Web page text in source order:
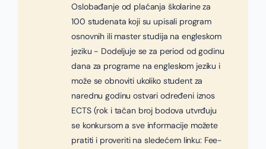
Oslobađanje od plaćanja školarine za
100 studenata koji su upisali program
osnovnih ili master studija na engleskom
jeziku - Dodeljuje se za period od godinu
dana za programe na engleskom jeziku i
može se obnoviti ukoliko student za
narednu godinu ostvari određeni iznos
ECTS (rok i tačan broj bodova utvrđuju
se konkursom a sve informacije možete
pratiti i proveriti na sledećem linku: Fee-